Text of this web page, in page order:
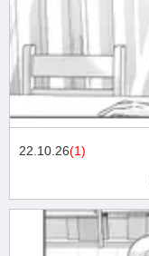
22.10.26(1)